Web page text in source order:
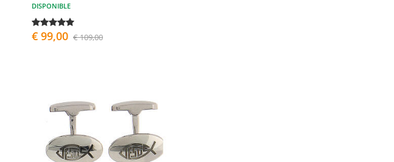
DISPONIBLE
€ 99,00 € 109,00